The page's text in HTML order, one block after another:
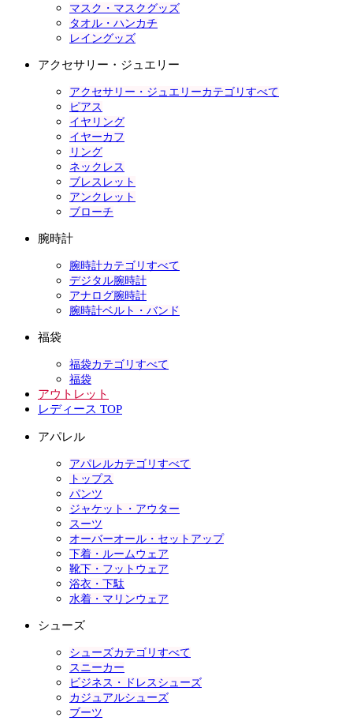
マスク・マスクグッズ
タオル・ハンカチ
レイングッズ
アクセサリー・ジュエリー
アクセサリー・ジュエリーカテゴリすべて
ピアス
イヤリング
イヤーカフ
リング
ネックレス
ブレスレット
アンクレット
ブローチ
腕時計
腕時計カテゴリすべて
デジタル腕時計
アナログ腕時計
腕時計ベルト・バンド
福袋
福袋カテゴリすべて
福袋
アウトレット
レディース TOP
アパレル
アパレルカテゴリすべて
トップス
パンツ
ジャケット・アウター
スーツ
オーバーオール・セットアップ
下着・ルームウェア
靴下・フットウェア
浴衣・下駄
水着・マリンウェア
シューズ
シューズカテゴリすべて
スニーカー
ビジネス・ドレスシューズ
カジュアルシューズ
ブーツ